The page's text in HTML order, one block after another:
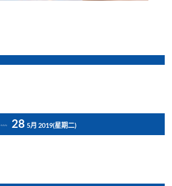
28 5月 2019(星期二)